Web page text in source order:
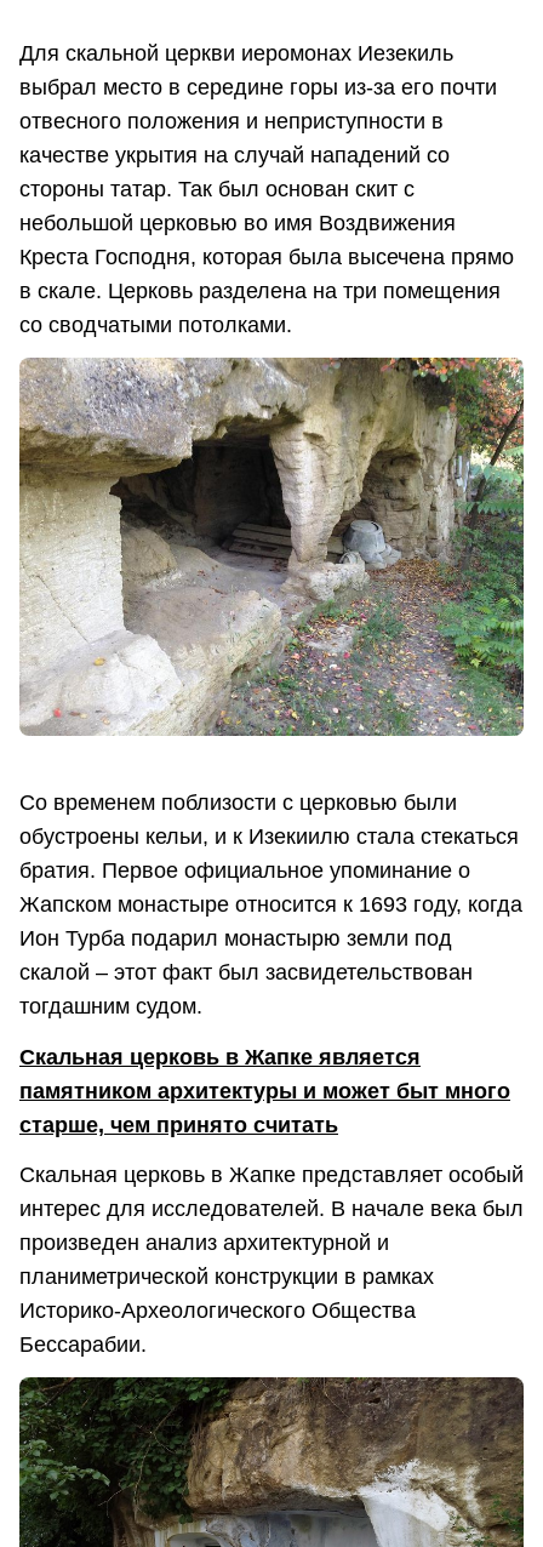
Для скальной церкви иеромонах Иезекиль
выбрал место в середине горы из-за его почти
отвесного положения и неприступности в
качестве укрытия на случай нападений со
стороны татар. Так был основан скит с
небольшой церковью во имя Воздвижения
Креста Господня, которая была высечена прямо
в скале. Церковь разделена на три помещения
со сводчатыми потолками.
Со временем поблизости с церковью были
обустроены кельи, и к Изекиилю стала стекаться
братия. Первое официальное упоминание о
Жапском монастыре относится к 1693 году, когда
Ион Турба подарил монастырю земли под
скалой – этот факт был засвидетельствован
тогдашним судом.
Скальная церковь в Жапке является
памятником архитектуры и может быт много
старше, чем принято считать
Скальная церковь в Жапке представляет особый
интерес для исследователей. В начале века был
произведен анализ архитектурной и
планиметрической конструкции в рамках
Историко-Археологического Общества
Бессарабии.